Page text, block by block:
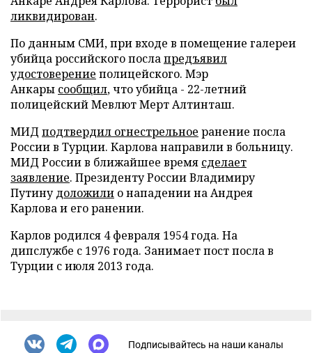
ликвидирован.
По данным СМИ, при входе в помещение галереи
убийца российского послапредъявил
удостоверение полицейского. Мэр
Анкары сообщил, что убийца - 22-летний
полицейский Мевлют Мерт Алтинташ.
МИД подтвердил огнестрельное ранение посла
России в Турции. Карлова направили в больницу.
МИД России в ближайшее время сделает
заявление. Президенту России Владимиру
Путинудоложили о нападении на Андрея
Карлова и его ранении.
Карлов родился 4 февраля 1954 года. На
дипслужбе с 1976 года. Занимает пост посла в
Турции с июля 2013 года.
Подписывайтесь на наши каналы